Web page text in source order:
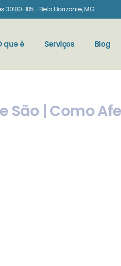
105 - Belo Horizonte, MG
que é Serviços Blog
São | Como